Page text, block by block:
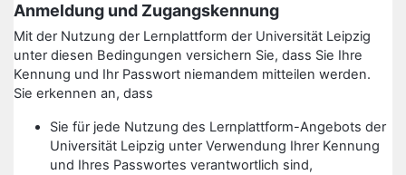
Anmeldung und Zugangskennung
Mit der Nutzung der Lernplattform der Universität Leipzig
unter diesen Bedingungen versichern Sie, dass Sie Ihre
Kennung und Ihr Passwort niemandem mitteilen werden.
Sie erkennen an, dass
Sie für jede Nutzung des Lernplattform-Angebots der
Universität Leipzig unter Verwendung Ihrer Kennung
und Ihres Passwortes verantwortlich sind,